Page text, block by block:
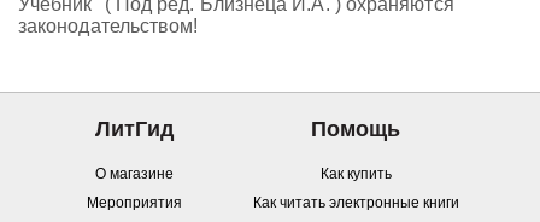
Учебник" ( Под ред. Близнеца И.А. ) охраняются
законодательством!
ЛитГид
О магазине
Мероприятия
Помощь
Как купить
Как читать электронные книги